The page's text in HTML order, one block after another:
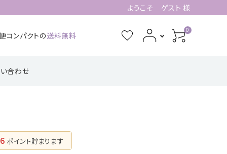
ようこそ ゲスト 様
コンパクトの送料無料
0
7月誕生石
合わせ
ポイント貯まります